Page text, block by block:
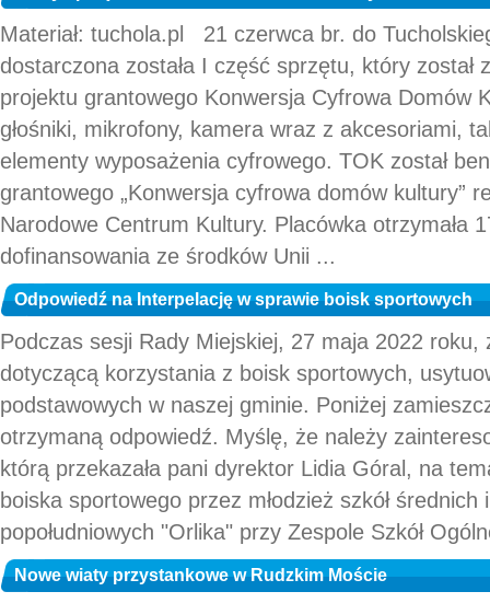
Materiał: tuchola.pl 21 czerwca br. do
dostarczona została I część sprzętu, który został
projektu grantowego Konwersja Cyfrowa Domów
głośniki, mikrofony, kamera wraz z akcesoriami,
elementy wyposażenia cyfrowego. TOK został
grantowego „Konwersja cyfrowa domów kultury”
Narodowe Centrum Kultury. Placówka otrzymała
dofinansowania ze środków Unii ...
Odpowiedź na Interpelację w sprawie boisk sportowych
Podczas sesji Rady Miejskiej, 27 maja 2022 roku,
dotyczącą korzystania z boisk sportowych,
podstawowych w naszej gminie. Poniżej
otrzymaną odpowiedź. Myślę, że należy
którą przekazała pani dyrektor Lidia Góral, na
boiska sportowego przez młodzież szkół
popołudniowych "Orlika" przy Zespole Szkół
Nowe wiaty przystankowe w Rudzkim Moście